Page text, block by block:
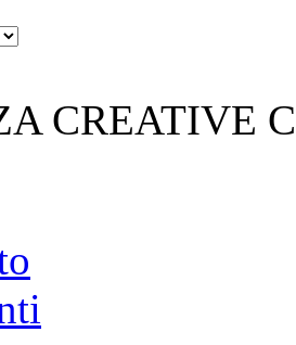
CREATIVE